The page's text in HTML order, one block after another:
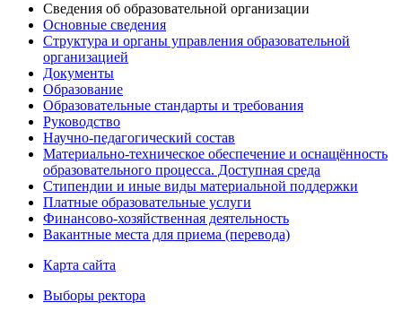
Сведения об образовательной организации
Основные сведения
Структура и органы управления образовательной
организацией
Документы
Образование
Образовательные стандарты и требования
Руководство
Научно-педагогический состав
Материально-техническое обеспечение и оснащённость
образовательного процесса. Доступная среда
Стипендии и иные виды материальной поддержки
Платные образовательные услуги
Финансово-хозяйственная деятельность
Вакантные места для приема (перевода)
Карта сайта
Выборы ректора